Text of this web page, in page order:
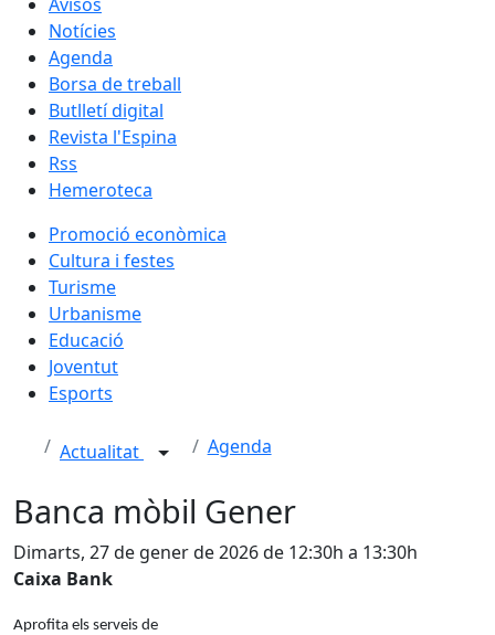
Notícies
Agenda
Borsa de treball
Butlletí digital
Revista l'Espina
Rss
Hemeroteca
Promoció econòmica
Cultura i festes
Turisme
Urbanisme
Educació
Joventut
Esports
Actualitat Agenda
Banca mòbil Gener
Dimarts, 27 de gener de 2026 de 12:30h a 13:30h
Caixa Bank
Aprofita els serveis de